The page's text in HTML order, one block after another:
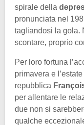
spirale della
pronunciata nel
tagliandosi la gola.
scontare, proprio
Per loro fortuna
primavera e
repubblica
per allentare le
due non si
qualche